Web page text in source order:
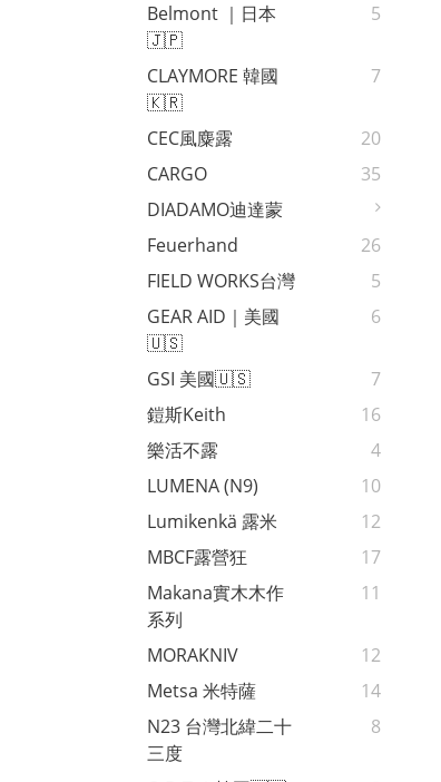
Belmont ｜日本
🇯🇵
5
CLAYMORE 韓國
🇰🇷
7
CEC風麋露
20
CARGO
35
DIADAMO迪達蒙
Feuerhand
26
FIELD WORKS台灣
5
GEAR AID｜美國
🇺🇸
6
GSI 美國🇺🇸
7
鎧斯Keith
16
樂活不露
4
LUMENA (N9)
10
Lumikenkä 露米
12
MBCF露營狂
17
Makana實木木作
系列
11
MORAKNIV
12
Metsa 米特薩
14
N23 台灣北緯二十
三度
8